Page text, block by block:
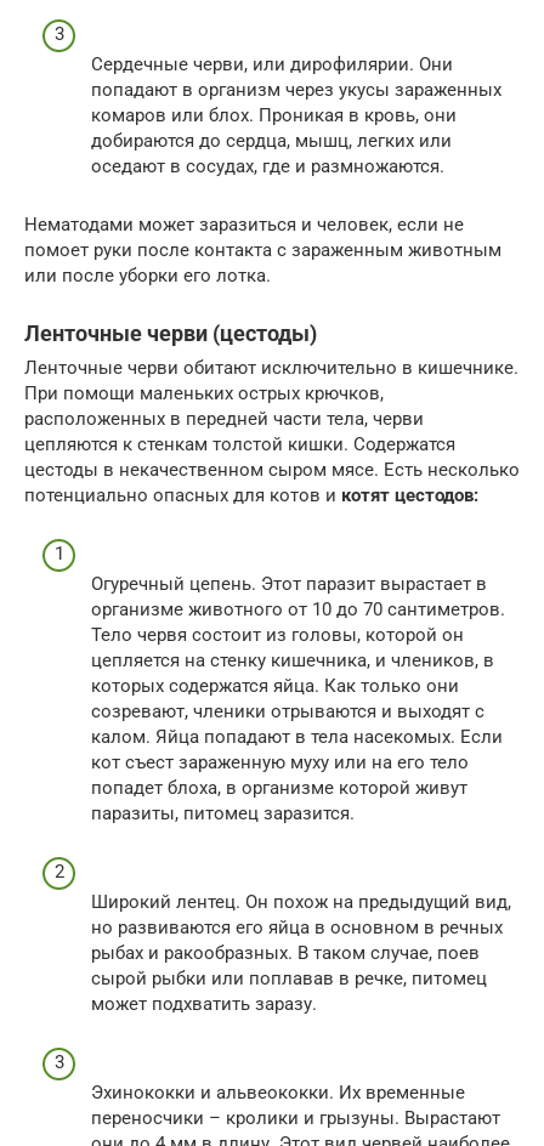
Сердечные черви, или дирофилярии. Они
попадают в организм через укусы зараженных
комаров или блох. Проникая в кровь, они
добираются до сердца, мышц, легких или
оседают в сосудах, где и размножаются.
Нематодами может заразиться и человек, если не
помоет руки после контакта с зараженным животным
или после уборки его лотка.
Ленточные черви (цестоды)
Ленточные черви обитают исключительно в кишечнике.
При помощи маленьких острых крючков,
расположенных в передней части тела, черви
цепляются к стенкам толстой кишки. Содержатся
цестоды в некачественном сыром мясе. Есть несколько
потенциально опасных для котов и котят цестодов:
Огуречный цепень. Этот паразит вырастает в
организме животного от 10 до 70 сантиметров.
Тело червя состоит из головы, которой он
цепляется на стенку кишечника, и члеников, в
которых содержатся яйца. Как только они
созревают, членики отрываются и выходят с
калом. Яйца попадают в тела насекомых. Если
кот съест зараженную муху или на его тело
попадет блоха, в организме которой живут
паразиты, питомец заразится.
Широкий лентец. Он похож на предыдущий вид,
но развиваются его яйца в основном в речных
рыбах и ракообразных. В таком случае, поев
сырой рыбки или поплавав в речке, питомец
может подхватить заразу.
Эхинококки и альвеококки. Их временные
переносчики – кролики и грызуны. Вырастают